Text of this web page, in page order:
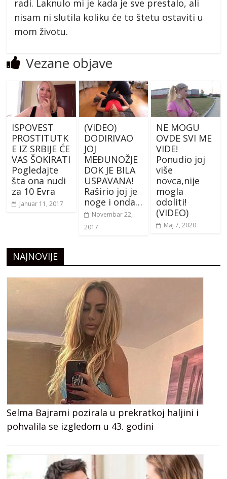
radi. Laknulo mi je kada je sve prestalo, ali
nisam ni slutila koliku će to štetu ostaviti u
mom životu.
Vezane objave
ISPOVEST
PROSTITUTK
E IZ SRBIJE ĆE
VAS ŠOKIRATI
Pogledajte
šta ona nudi
za 10 Evra
Januar 11, 2017
(VIDEO)
DODIRIVAO
JOJ
MEĐUNOŽJE
DOK JE BILA
USPAVANA!
Raširio joj je
noge i onda…
Novembar 22,
2017
NE MOGU
OVDE SVI ME
VIDE!
Ponudio joj
više
novca,nije
mogla
odoliti!
(VIDEO)
Maj 7, 2020
NAJNOVIJE
Selma Bajrami pozirala u prekratkoj haljini i
pohvalila se izgledom u 43. godini